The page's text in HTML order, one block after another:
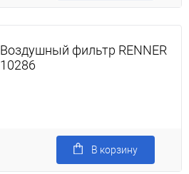
Воздушный фильтр RENNER
10286
В корзину